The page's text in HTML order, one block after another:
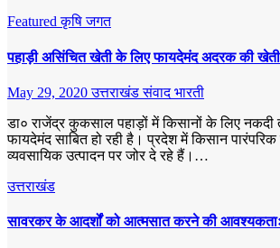
Featuredकृषि जगत
पहाड़ी असिंचित खेती के लिए फायदेमंद अदरक की खेती
May 29, 2020उत्तराखंड संवाद भारती
डा० राजेंद्र कुकसाल पहाड़ों में किसानों के लिए नकदी
फायदेमंद साबित हो रही है। प्रदेश में किसान
व्यवसायिक उत्पादन पर जोर दे रहे हैं।…
उत्तराखंड
सावरकर के आदर्शों को आत्मसात करने की